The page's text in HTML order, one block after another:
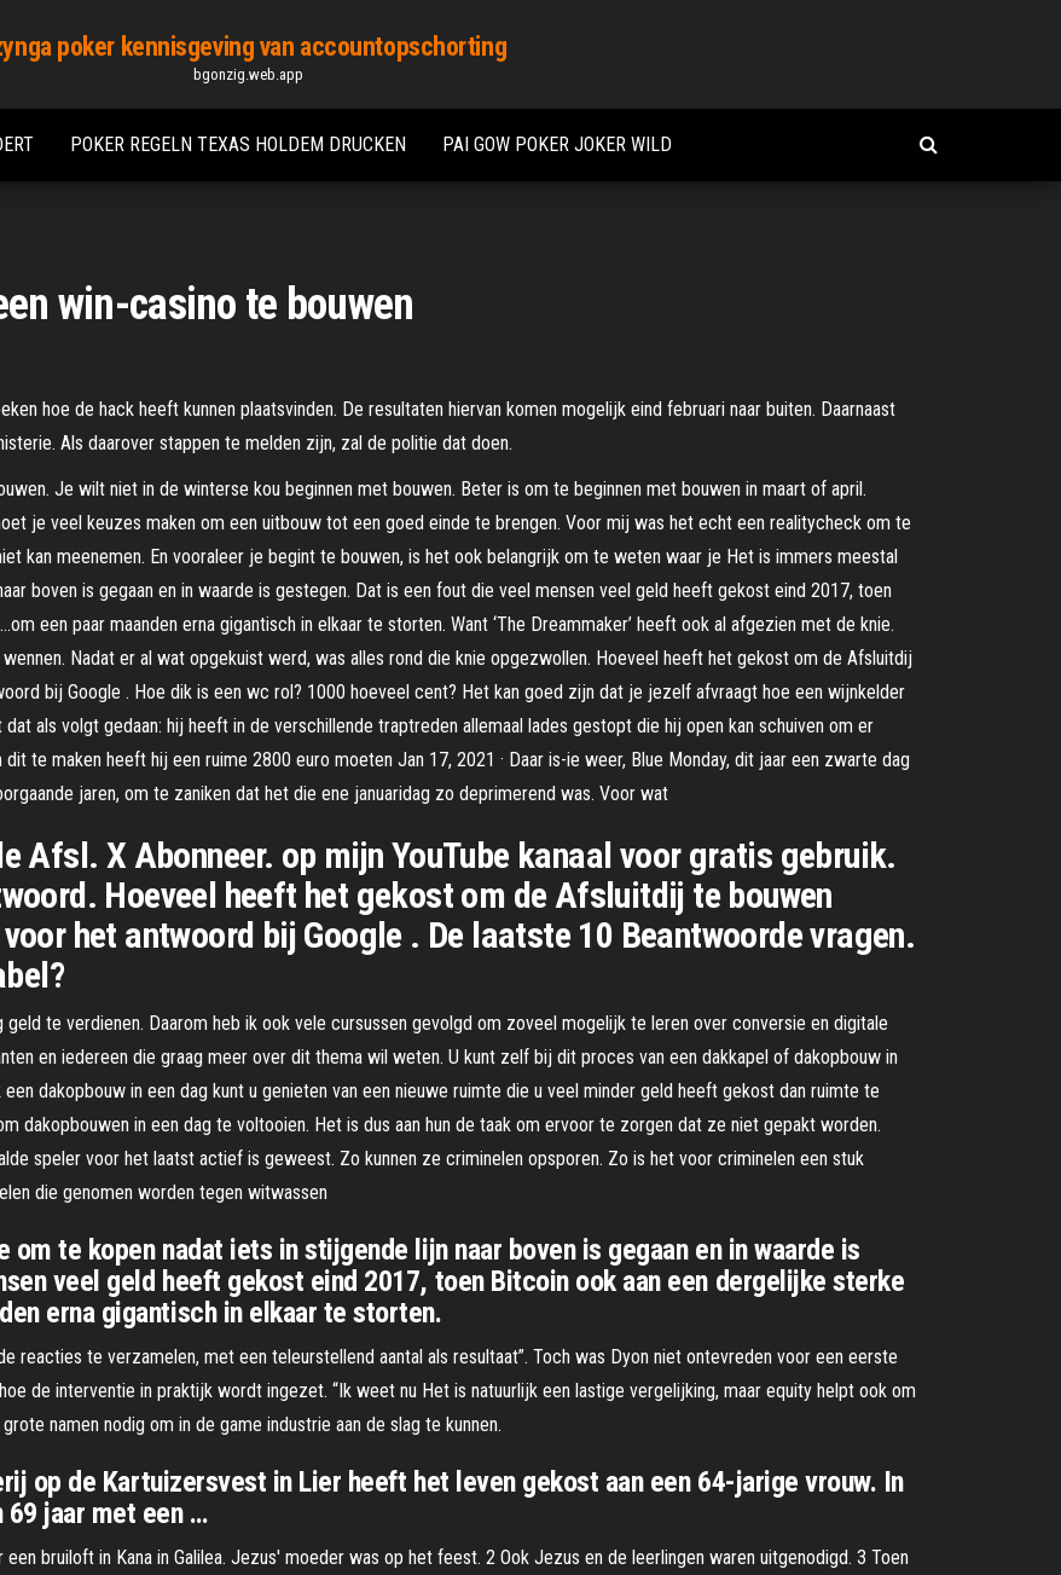
poker kennisgeving van accountopschorting
bgonzig.web.app
POKER REGELN TEXAS HOLDEM DRUCKEN PAI GOW POKER JOKER WILD
​​win-casino te bouwen
hoe de hack heeft kunnen plaatsvinden. De resultaten hiervan komen mogelijk eind februari naar buiten. Daarnaast
Als daarover stappen te melden zijn, zal de politie dat doen.
Je wilt niet in de winterse kou beginnen met bouwen. Beter is om te beginnen met bouwen in maart of april.
je veel keuzes maken om een uitbouw tot een goed einde te brengen. Voor mij was het echt een realitycheck om te
kan meenemen. En vooraleer je begint te bouwen, is het ook belangrijk om te weten waar je Het is immers meestal
boven is gegaan en in waarde is gestegen. Dat is een fout die veel mensen veel geld heeft gekost eind 2017, toen
een paar maanden erna gigantisch in elkaar te storten. Want ‘The Dreammaker’ heeft ook al afgezien met de knie.
Nadat er al wat opgekuist werd, was alles rond die knie opgezwollen. Hoeveel heeft het gekost om de Afsluitdij
bij Google . Hoe dik is een wc rol? 1000 hoeveel cent? Het kan goed zijn dat je jezelf afvraagt hoe een wijnkelder
als volgt gedaan: hij heeft in de verschillende traptreden allemaal lades gestopt die hij open kan schuiven om er
te maken heeft hij een ruime 2800 euro moeten Jan 17, 2021 · Daar is-ie weer, Blue Monday, dit jaar een zwarte dag
jaren, om te zaniken dat het die ene januaridag zo deprimerend was. Voor wat
Afsl. X Abonneer. op mijn YouTube kanaal voor gratis gebruik.
Hoeveel heeft het gekost om de Afsluitdij te bouwen
het antwoord bij Google . De laatste 10 Beantwoorde vragen.
te verdienen. Daarom heb ik ook vele cursussen gevolgd om zoveel mogelijk te leren over conversie en digitale
en iedereen die graag meer over dit thema wil weten. U kunt zelf bij dit proces van een dakkapel of dakopbouw in
dakopbouw in een dag kunt u genieten van een nieuwe ruimte die u veel minder geld heeft gekost dan ruimte te
dakopbouwen in een dag te voltooien. Het is dus aan hun de taak om ervoor te zorgen dat ze niet gepakt worden.
speler voor het laatst actief is geweest. Zo kunnen ze criminelen opsporen. Zo is het voor criminelen een stuk
die genomen worden tegen witwassen
te kopen nadat iets in stijgende lijn naar boven is gegaan en in waarde is
veel geld heeft gekost eind 2017, toen Bitcoin ook aan een dergelijke sterke
erna gigantisch in elkaar te storten.
reacties te verzamelen, met een teleurstellend aantal als resultaat”. Toch was Dyon niet ontevreden voor een eerste
de interventie in praktijk wordt ingezet. “Ik weet nu Het is natuurlijk een lastige vergelijking, maar equity helpt ook om
namen nodig om in de game industrie aan de slag te kunnen.
op de Kartuizersvest in Lier heeft het leven gekost aan een 64-jarige vrouw. In
69 jaar met een …
bruiloft in Kana in Galilea. Jezus' moeder was op het feest. 2 Ook Jezus en de leerlingen waren uitgenodigd. 3 Toen